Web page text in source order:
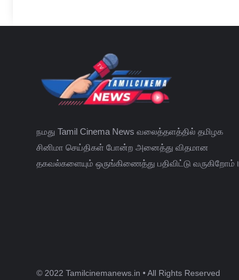
நமது Tamil Cinema News வலைத்தளத்தில் தமிழக
சினிமா செய்திகள் போன்ற அனைத்து விதமான
தகவல்களையும் ஒருங்கிணைத்து பதிவிட்டு வருகிறோம்।
© 2022 Tamilcinemanews.in • All Rights Reserved